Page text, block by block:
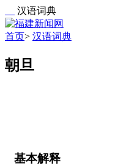
汉语词典
首页> 汉语词典
朝旦
基本解释